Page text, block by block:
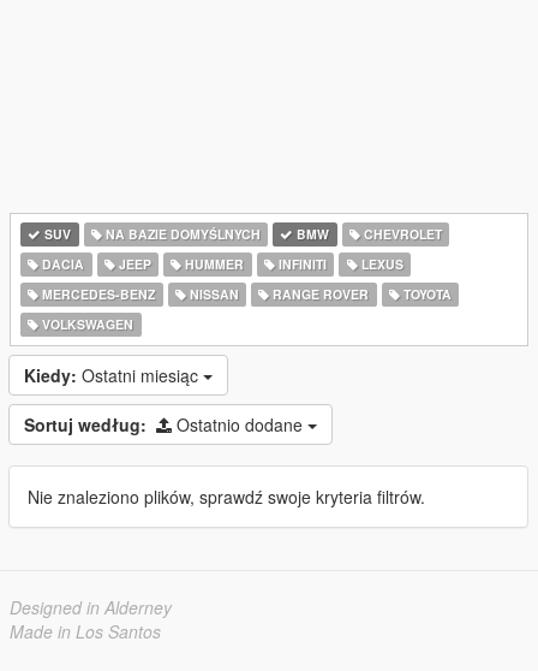
SUV NA BAZIE DOMYŚLNYCH BMW
CHEVROLET
DACIA
JEEP HUMMER INFINITI
LEXUS
MERCEDES-BENZ
NISSAN RANGE ROVER
TOYOTA
VOLKSWAGEN
Kiedy: Ostatni miesiąc
Sortuj według: Ostatnio dodane
Nie znaleziono plików, sprawdź swoje kryteria filtrów.
Designed in Alderney
Made in Los Santos